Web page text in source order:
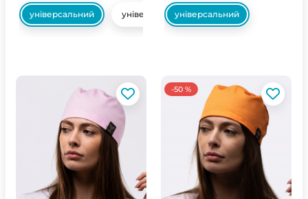
універсальний універсальнийуніверсальний
-50 %